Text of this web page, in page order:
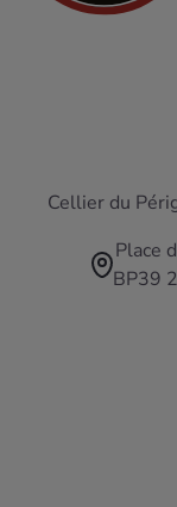
Cellier du
Place
BP39